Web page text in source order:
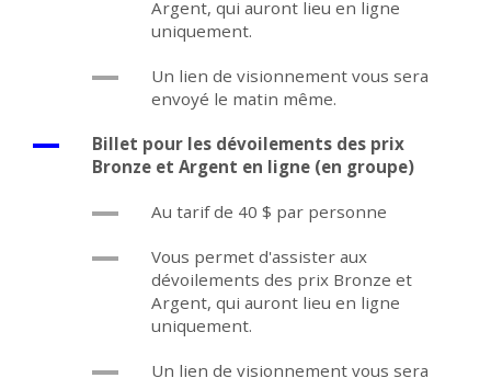
Argent, qui auront lieu en ligne
uniquement.
Un lien de visionnement vous sera
envoyé le matin même.
Billet pour les dévoilements des prix
Bronze et Argent en ligne (en groupe)
Au tarif de 40 $ par personne
Vous permet d'assister aux
dévoilements des prix Bronze et
Argent, qui auront lieu en ligne
uniquement.
Un lien de visionnement vous sera